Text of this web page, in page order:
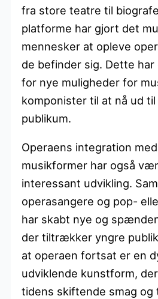
fra store teatre til
platforme har gjort det
mennesker at opleve
de befinder sig. Dette har
for nye muligheder for
komponister til at nå ud
publikum.
Operaens integration
musikformer har også
interessant udvikling.
operasangere og pop-
har skabt nye og
der tiltrækker yngre
at operaen fortsat er en
udviklende kunstform,
tidens skiftende smag og